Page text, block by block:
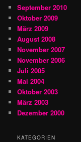
September 2010
Oktober 2009
März 2009
August 2008
November 2007
November 2006
Juli 2005
Mai 2004
Oktober 2003
März 2003
Dezember 2000
KATEGORIEN